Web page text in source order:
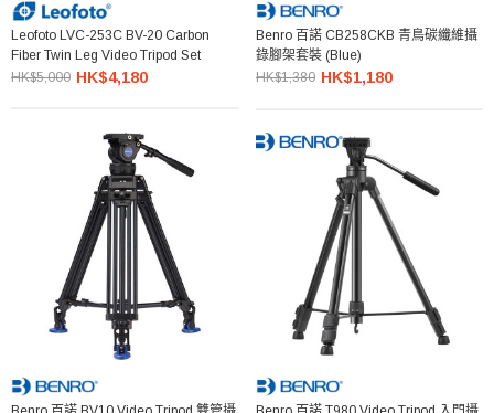
Leofoto LVC-253C BV-20 Carbon
Fiber Twin Leg Video Tripod Set
HK$5,000 HK$4,180
Benro 百諾 CB258CKB 青鳥碳纖維攝
錄腳架套裝 (Blue)
HK$1,380 HK$1,180